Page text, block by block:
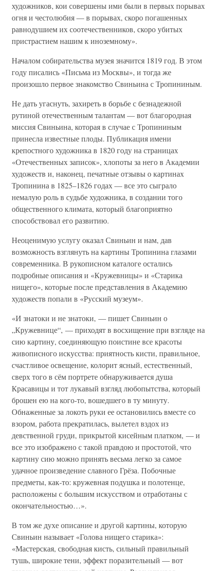
художников, кои совершены ими были в первых порывах
огня и честолюбия — в порывах, скоро погашенных
равнодушием их соотечественников, скоро убитых
пристрастием нашим к иноземному».
Началом собирательства музея значится 1819 год. В этом
году писались «Письма из Москвы», и тогда же
произошло первое знакомство Свиньина с Тропининым.
Не дать угаснуть, захиреть в борьбе с безнадежной
рутиной отечественным талантам — вот благородная
миссия Свиньина, которая в случае с Тропининым
принесла известные плоды. Публикация имени
крепостного художника в 1820 году на страницах
«Отечественных записок», хлопоты за него в Академии
художеств и, наконец, печатные отзывы о картинах
Тропинина в 1825–1826 годах — все это сыграло
немалую роль в судьбе художника, в создании того
общественного климата, который благоприятно
способствовал его развитию.
Неоценимую услугу оказал Свиньин и нам, дав
возможность взглянуть на картины Тропинина глазами
современника. В рукописном каталоге остались
подробные описания и «Кружевницы» и «Старика
нищего», которые после представления в Академию
художеств попали в «Русский музеум».
«И знатоки и не знатоки, — пишет Свиньин о
„Кружевнице“, — приходят в восхищение при взгляде на
сию картину, соединяющую поистине все красоты
живописного искусства: приятность кисти, правильное,
счастливое освещение, колорит ясный, естественный,
сверх того в сём портрете обнаруживается душа
Красавицы и тот лукавый взгляд любопытства, который
брошен ею на кого-то, вошедшего в ту минуту.
Обнаженные за локоть руки ее остановились вместе со
взором, работа прекратилась, вылетел вздох из
девственной груди, прикрытой кисейным платком, — и
все это изображено с такой правдою и простотой, что
картину сию можно принять весьма легко за самое
удачное произведение славного Грёза. Побочные
предметы, как-то: кружевная подушка и полотенце,
расположены с большим искусством и отработаны с
окончательностью…».
В том же духе описание и другой картины, которую
Свиньин называет «Голова нищего старика»:
«Мастерская, свободная кисть, сильный правильный
тушь, широкие тени, эффект поразительный — вот